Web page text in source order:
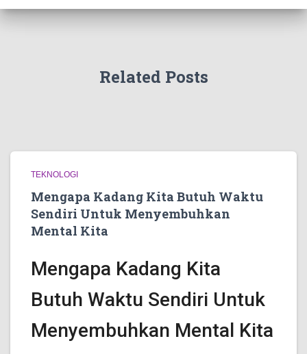
Related Posts
TEKNOLOGI
Mengapa Kadang Kita Butuh Waktu
Sendiri Untuk Menyembuhkan
Mental Kita
Mengapa Kadang Kita
Butuh Waktu Sendiri Untuk
Menyembuhkan Mental Kita